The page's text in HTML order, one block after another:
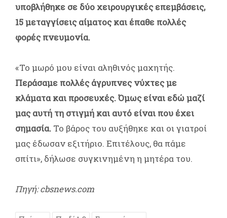
υποβλήθηκε σε δύο χειρουργικές επεμβάσεις,
15 μεταγγίσεις αίματος και έπαθε πολλές
φορές πνευμονία.
«Το μωρό μου είναι αληθινός μαχητής.
Περάσαμε πολλές άγρυπνες νύχτες με
κλάματα και προσευχές. Όμως είναι εδώ μαζί
μας αυτή τη στιγμή και αυτό είναι που έχει
σημασία. Το βάρος του αυξήθηκε και οι γιατροί
μας έδωσαν εξιτήριο. Επιτέλους, θα πάμε
σπίτι», δήλωσε συγκινημένη η μητέρα του.
Πηγή: cbsnews.com